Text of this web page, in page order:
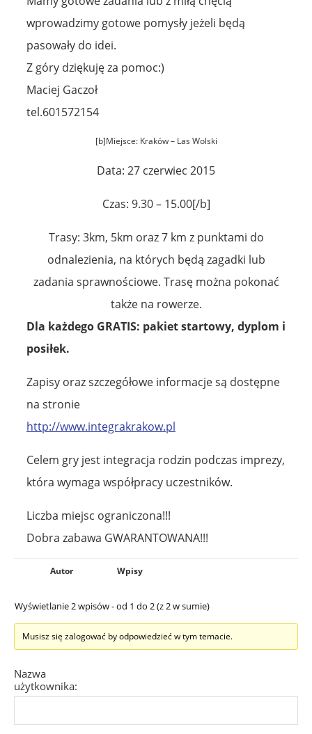
wprowadzimy gotowe pomysły jeżeli będą
pasowały do idei.
Z góry dziękuję za pomoc:)
Maciej Gaczoł
tel.601572154
[b]Miejsce: Kraków – Las Wolski
Data: 27 czerwiec 2015
Czas: 9.30 – 15.00[/b]
Trasy: 3km, 5km oraz 7 km z punktami do
odnalezienia, na których będą zagadki lub
zadania sprawnościowe. Trasę można pokonać
także na rowerze.
Dla każdego GRATIS: pakiet startowy, dyplom i
posiłek.
Zapisy oraz szczegółowe informacje są dostępne
na stronie
http://www.integrakrakow.pl
Celem gry jest integracja rodzin podczas imprezy,
która wymaga współpracy uczestników.
Liczba miejsc ograniczona!!!
Dobra zabawa GWARANTOWANA!!!
Autor Wpisy
Wyświetlanie 2 wpisów - od 1 do 2 (z 2 w sumie)
Musisz się zalogować by odpowiedzieć w tym temacie.
Nazwa
użytkownika: